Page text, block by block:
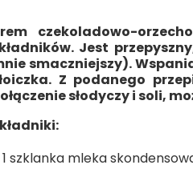
czekoladowo-
Jest
smaczniejszy).
Z podanego
słodyczy i soli,
szklanka mleka